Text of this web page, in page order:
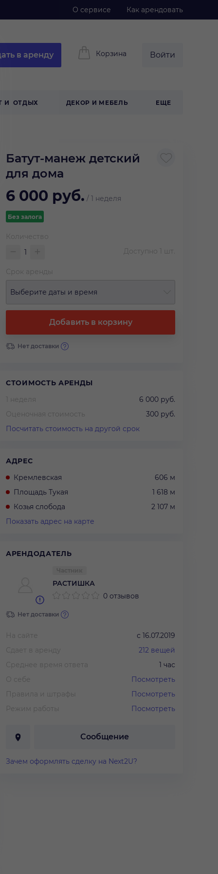
О сервисе Как арендовать
в аренду Корзина Войти
И ОТДЫХ ДЕКОР И МЕБЕЛЬ ЕЩЕ
Батут-манеж детский
для дома
6 000 руб. / 1 неделя
Без залога
Количество
Доступно 1 шт.
Срок аренды
Выберите даты и время
Добавить в корзину
Нет доставки
СТОИМОСТЬ АРЕНДЫ
1 неделя
6 000 руб.
Оценочная стоимость
300 руб.
Посчитать стоимость на другой срок
АДРЕС
Кремлевская
606 м
Площадь Тукая
1 618 м
Козья слобода
2 107 м
Показать адрес на карте
АРЕНДОДАТЕЛЬ
РАСТИШКА
0 отзывов
Нет доставки
На сайте с 16.07.2019
Сдает в аренду
212 вещей
Среднее время ответа
1 час
О себе
Посмотреть
Правила и штрафы
Посмотреть
Режим работы
Посмотреть
Сообщение
Зачем оформлять сделку на Next2U?